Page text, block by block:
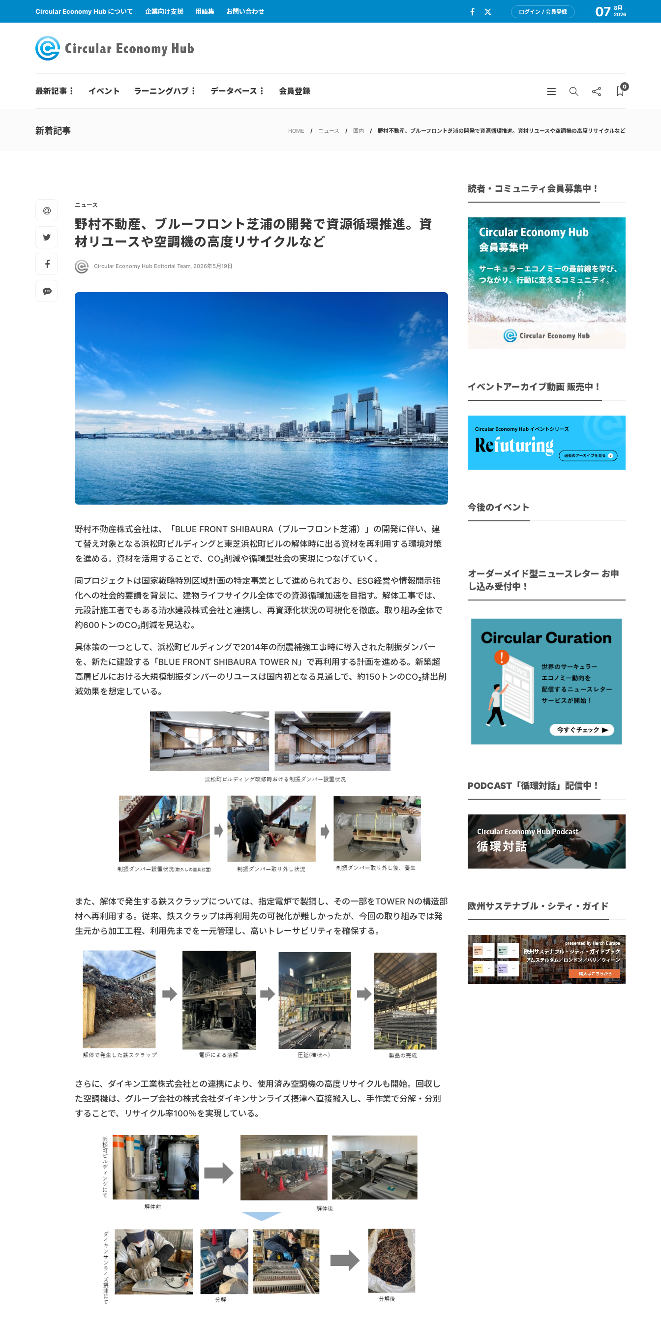
Circular Economy Hub について 企業向け支援 用語集 お問い合わせ ログイン / 会員登録 07 8月
2026
最新記事 イベント ラーニングハブ データベース 会員登録 0
新着記事 HOME ニュース 国内 野村不動産、ブルーフロント芝浦の開発で資源循環推進。資材リユースや空調機の高度リサイクルなど
ニュース
野村不動産、ブルーフロント芝浦の開発で資源循環推進。資
材リユースや空調機の高度リサイクルなど
Circular Economy Hub Editorial Team, 2026年5月19日
野村不動産株式会社は、「BLUE FRONT SHIBAURA（ブルーフロント芝浦）」の開発に伴い、建
て替え対象となる浜松町ビルディングと東芝浜松町ビルの解体時に出る資材を再利用する環境対策
を進める。資材を活用することで、CO₂削減や循環型社会の実現につなげていく。
同プロジェクトは国家戦略特別区域計画の特定事業として進められており、ESG経営や情報開示強
化への社会的要請を背景に、建物ライフサイクル全体での資源循環加速を目指す。解体工事では、
元設計施工者でもある清水建設株式会社と連携し、再資源化状況の可視化を徹底。取り組み全体で
約600トンのCO₂削減を見込む。
具体策の一つとして、浜松町ビルディングで2014年の耐震補強工事時に導入された制振ダンパー
を、新たに建設する「BLUE FRONT SHIBAURA TOWER N」で再利用する計画を進める。新築超
高層ビルにおける大規模制振ダンパーのリユースは国内初となる見通しで、約150トンのCO₂排出削
減効果を想定している。
また、解体で発生する鉄スクラップについては、指定電炉で製鋼し、その一部をTOWER Nの構造部
材へ再利用する。従来、鉄スクラップは再利用先の可視化が難しかったが、今回の取り組みでは発
生元から加工工程、利用先までを一元管理し、高いトレーサビリティを確保する。
さらに、ダイキン工業株式会社との連携により、使用済み空調機の高度リサイクルも開始。回収し
た空調機は、グループ会社の株式会社ダイキンサンライズ摂津へ直接搬入し、手作業で分解・分別
することで、リサイクル率100％を実現している。
読者・コミュニティ会員募集中！
イベントアーカイブ動画 販売中！
今後のイベント
オーダーメイド型ニュースレター お申
し込み受付中！
PODCAST「循環対話」配信中！
欧州サステナブル・シティ・ガイド